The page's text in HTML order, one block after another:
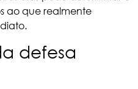
ao que realmente
defesa